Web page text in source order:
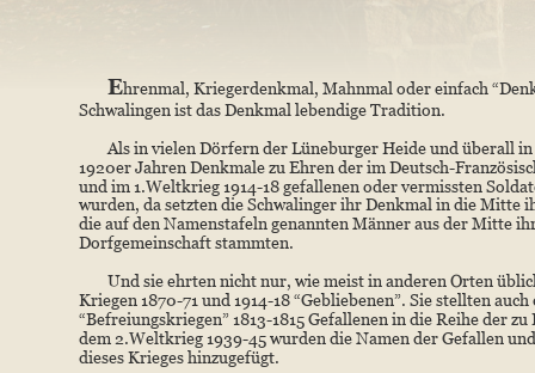
Ehrenmal, Kriegerdenkmal, Mahnmal oder einfach
Schwalingen ist das Denkmal lebendige Tradition.
Als in vielen Dörfern der Lüneburger Heide und überall
1920er Jahren Denkmale zu Ehren der im Deutsch-
und im 1.Weltkrieg 1914-18 gefallenen oder vermissten
wurden, da setzten die Schwalinger ihr Denkmal in die Mitte
die auf den Namenstafeln genannten Männer aus der Mitte
Dorfgemeinschaft stammten.
Und sie ehrten nicht nur, wie meist in anderen Orten
Kriegen 1870-71 und 1914-18 “Gebliebenen”. Sie stellten
“Befreiungskriegen” 1813-1815 Gefallenen in die Reihe der
dem 2.Weltkrieg 1939-45 wurden die Namen der Gefallen
dieses Krieges hinzugefügt.